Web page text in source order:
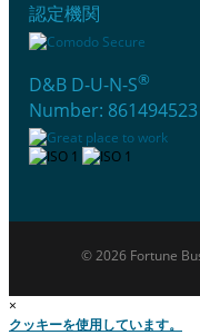
認定機関
D&B D-U-N-S®
Number: 861494523
© 2026 Fortune
×
クッキーを使用しています。